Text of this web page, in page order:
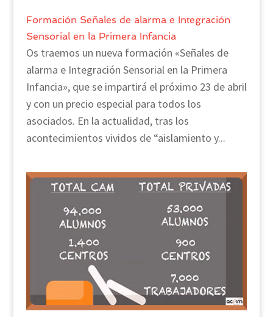
Formación Señales de alarma e Integración
Sensorial en la Primera Infancia
Os traemos un nueva formación «Señales de
alarma e Integración Sensorial en la Primera
Infancia», que se impartirá el próximo 23 de abril
y con un precio especial para todos los
asociados. En la actualidad, tras los
acontecimientos vividos de “aislamiento y...